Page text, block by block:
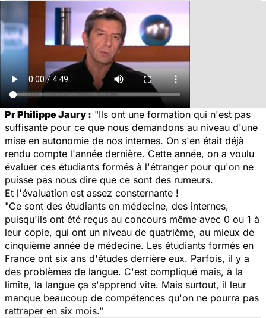
Pr Philippe Jaury : "Ils ont une formation qui n'est pas
suffisante pour ce que nous demandons au niveau d'une
mise en autonomie de nos internes. On s'en était déjà
rendu compte l'année dernière. Cette année, on a voulu
évaluer ces étudiants formés à l'étranger pour qu'on ne
puisse pas nous dire que ce sont des rumeurs.
Et l'évaluation est assez consternante !
"Ce sont des étudiants en médecine, des internes,
puisqu'ils ont été reçus au concours même avec 0 ou 1 à
leur copie, qui ont un niveau de quatrième, au mieux de
cinquième année de médecine. Les étudiants formés en
France ont six ans d'études derrière eux. Parfois, il y a
des problèmes de langue. C'est compliqué mais, à la
limite, la langue ça s'apprend vite. Mais surtout, il leur
manque beaucoup de compétences qu'on ne pourra pas
rattraper en six mois."